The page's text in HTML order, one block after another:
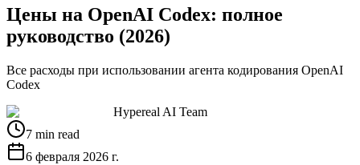
Цены на OpenAI Codex: полное
руководство (2026)
Все расходы при использовании агента кодирования OpenAI
Codex
Hypereal AI Team
7 min read
6 февраля 2026 г.